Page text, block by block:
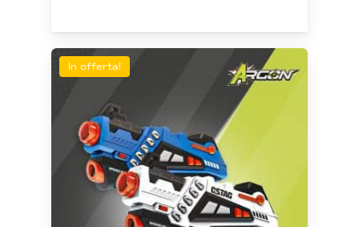
€69,90.€49,90.
In offerta!